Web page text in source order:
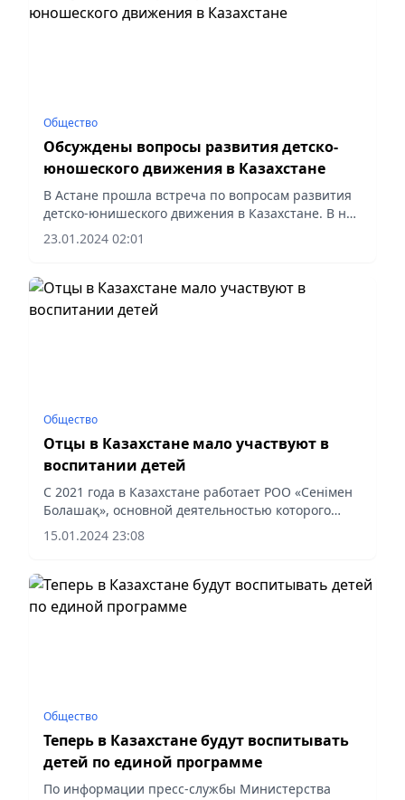
Общество
Обсуждены вопросы развития детско-
юношеского движения в Казахстане
В Астане прошла встреча по вопросам развития
детско-юнишеского движения в Казахстане. В ней
принял участие вице-министр просвещения РК
Едил Оспан. Также на встрече участвовали
23.01.2024 02:01
Общество
Отцы в Казахстане мало участвуют в
воспитании детей
С 2021 года в Казахстане работает РОО «Сенімен
Болашақ», основной деятельностью которого
является формирование культуры осознанного
родительства в обществе, а также повышение
15.01.2024 23:08
Общество
Теперь в Казахстане будут воспитывать
детей по единой программе
По информации пресс-службы Министерства